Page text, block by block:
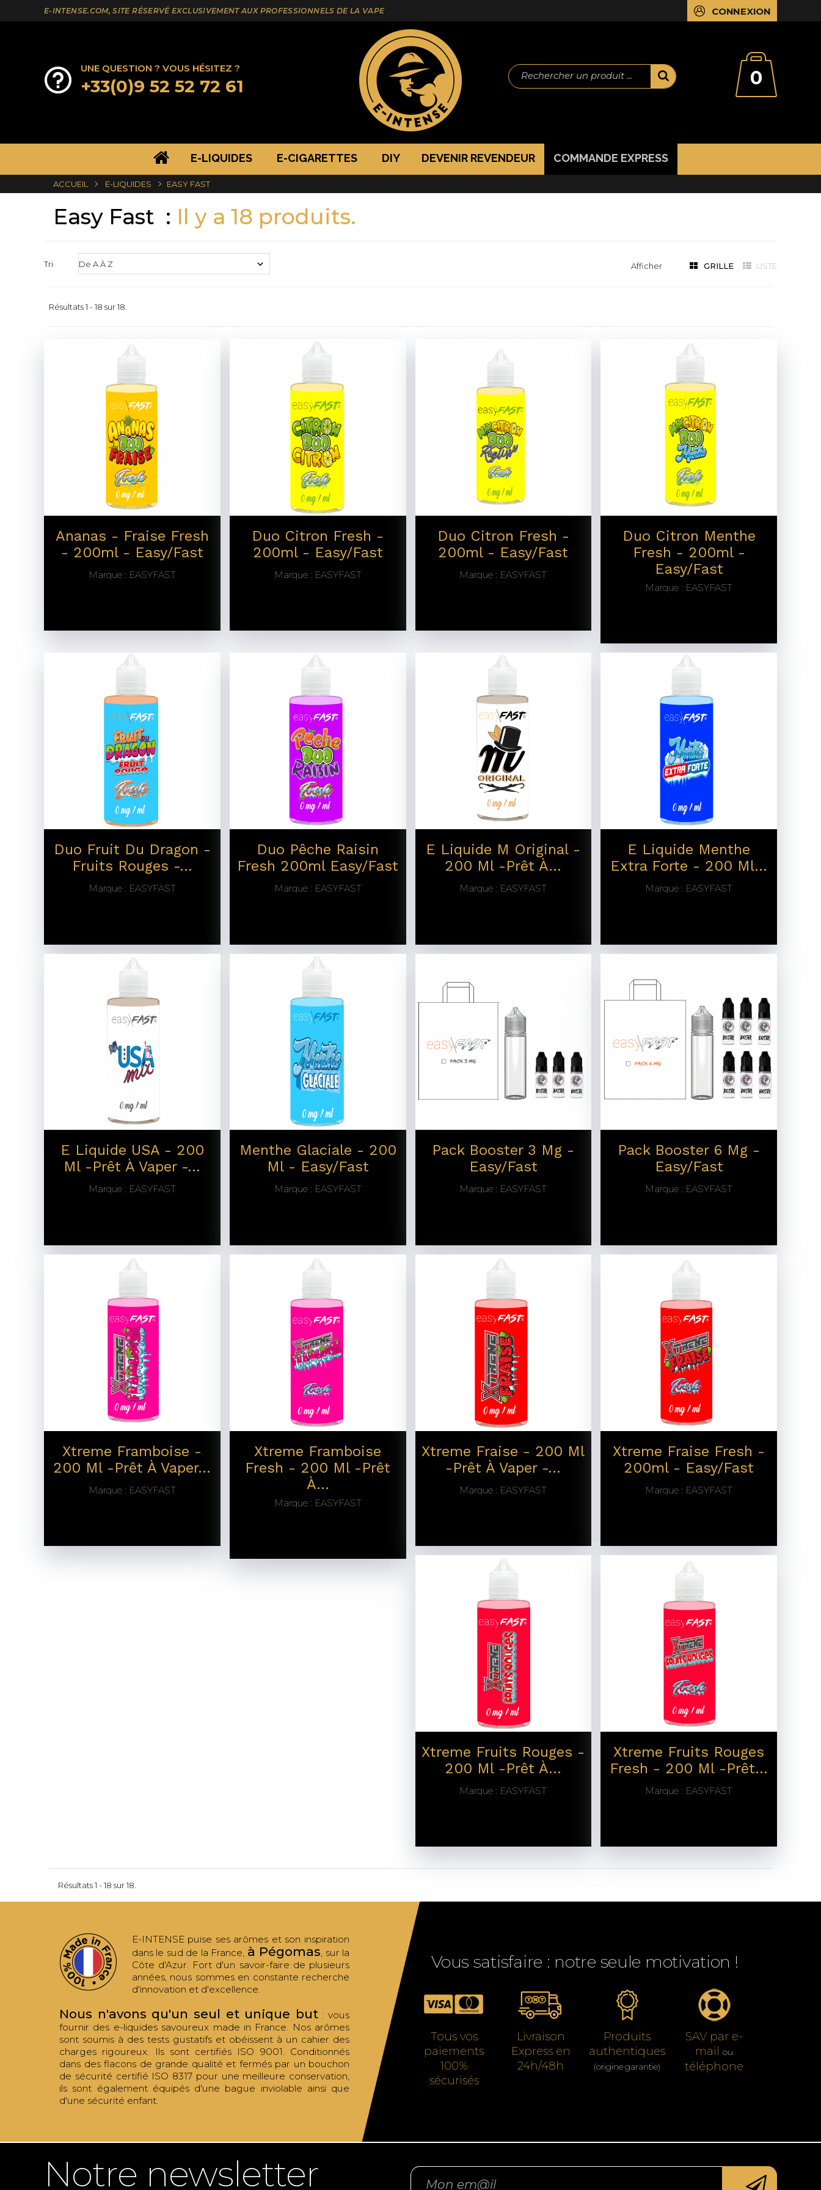
E-INTENSE.COM, SITE RÉSERVÉ EXCLUSIVEMENT AUX PROFESSIONNELS DE LA VAPE
UNE QUESTION ? VOUS HÉSITEZ ?
+33(0)9 52 52 72 61
CONNEXION
Rechercher un produit ... 0
E-LIQUIDES E-CIGARETTES DIY DEVENIR REVENDEUR COMMANDE EXPRESS
ACCUEIL E-LIQUIDES EASY FAST
Easy Fast Il y a 18 produits.
Tri Afficher GRILLE LISTE
Résultats 1 - 18 sur 18.
Ananas - Fraise Fresh
- 200ml - Easy/Fast
Marque : EASYFAST
Duo Citron Fresh -
200ml - Easy/Fast
Marque : EASYFAST
Duo Citron Fresh -
200ml - Easy/Fast
Marque : EASYFAST
Duo Citron Menthe
Fresh - 200ml -
Easy/Fast
Marque : EASYFAST
Duo Fruit Du Dragon -
Fruits Rouges -...
Marque : EASYFAST
Duo Pêche Raisin
Fresh 200ml Easy/Fast
Marque : EASYFAST
E Liquide M Original -
200 Ml -prêt À...
Marque : EASYFAST
E Liquide Menthe
Extra Forte - 200 Ml...
Marque : EASYFAST
E Liquide USA - 200
Ml -prêt À Vaper -...
Marque : EASYFAST
Menthe Glaciale - 200
Ml - Easy/Fast
Marque : EASYFAST
Pack Booster 3 Mg -
Easy/Fast
Marque : EASYFAST
Pack Booster 6 Mg -
Easy/Fast
Marque : EASYFAST
Xtreme Framboise -
200 Ml -prêt À Vaper...
Marque : EASYFAST
Xtreme Framboise
Fresh - 200 Ml -prêt
À...
Marque : EASYFAST
Xtreme Fraise - 200 Ml
-prêt À Vaper -...
Marque : EASYFAST
Xtreme Fraise Fresh -
200ml - Easy/Fast
Marque : EASYFAST
Xtreme Fruits Rouges -
200 Ml -prêt À...
Marque : EASYFAST
Xtreme Fruits Rouges
Fresh - 200 Ml -prêt...
Marque : EASYFAST
Résultats 1 - 18 sur 18.
E-INTENSE puise ses arômes et son inspiration
dans le sud de la France, à Pégomas, sur la
Côte d'Azur. Fort d'un savoir-faire de plusieurs
années, nous sommes en constante recherche
d'innovation et d'excellence.
Nous n'avons qu'un seul et unique but: vous
fournir des e-liquides savoureux made in France. Nos arômes
sont soumis à des tests gustatifs et obéissent à un cahier des
charges rigoureux. Ils sont certifiés ISO 9001. Conditionnés
dans des flacons de grande qualité et fermés par un bouchon
de sécurité certifié ISO 8317 pour une meilleure conservation,
ils sont également équipés d'une bague inviolable ainsi que
d'une sécurité enfant.
Vous satisfaire : notre seule motivation !
Tous vos
paiements
100%
sécurisés
Livraison
Express en
24h/48h
Produits
authentiques
(origine garantie)
SAV par e-
mail ou
téléphone
Notre newsletter